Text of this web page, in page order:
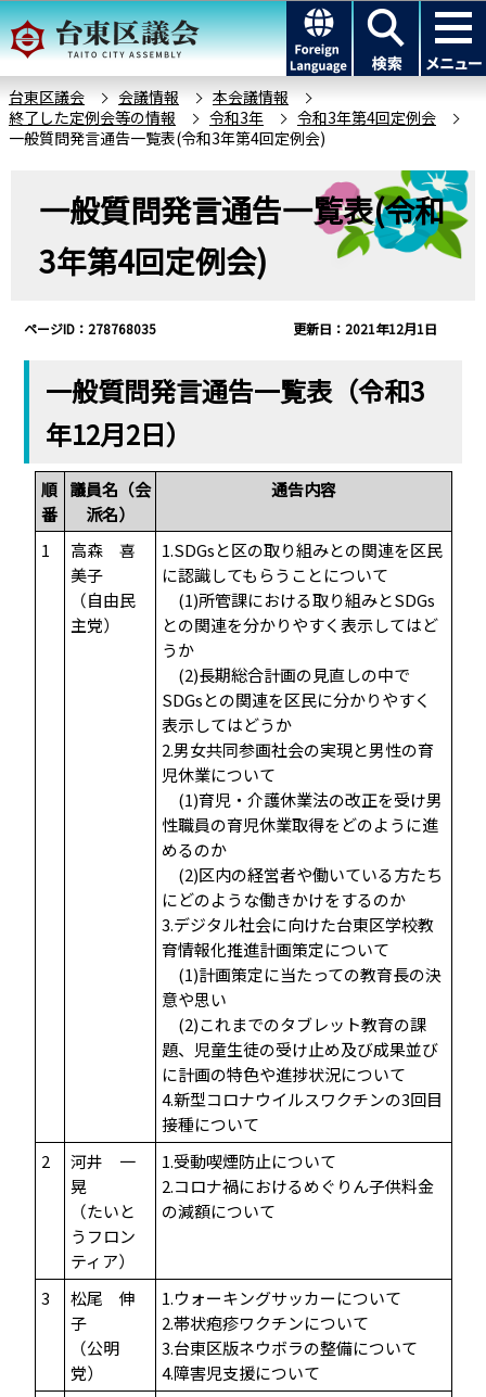
こ
の
ー
ジ
このページの本文へ移動
台東区議会 会議情報
本会議情報
終了した定例会等の情報
令和3年
令和3年第4回定例会
一般質問発言通告一覧表(令和3年第4回定例会)
一般質問発言通告一覧表(令和
3年第4回定例会)
ページID：278768035 更新日：2021年12月1日
一般質問発言通告一覧表（令和3
年12月2日）
順
番
議員名（会
派名）
通告内容
1
高森 喜
美子
（自由民
主党）
1.SDGsと区の取り組みとの関連を区民
に認識してもらうことについて
(1)所管課における取り組みとSDGs
との関連を分かりやすく表示してはど
うか
(2)長期総合計画の見直しの中で
SDGsとの関連を区民に分かりやすく
表示してはどうか
2.男女共同参画社会の実現と男性の育
児休業について
(1)育児・介護休業法の改正を受け男
性職員の育児休業取得をどのように進
めるのか
(2)区内の経営者や働いている方たち
にどのような働きかけをするのか
3.デジタル社会に向けた台東区学校教
育情報化推進計画策定について
(1)計画策定に当たっての教育長の決
意や思い
(2)これまでのタブレット教育の課
題、児童生徒の受け止め及び成果並び
に計画の特色や進捗状況について
4.新型コロナウイルスワクチンの3回目
接種について
2
河井 一
晃
（たいと
うフロン
ティア）
1.受動喫煙防止について
2.コロナ禍におけるめぐりん子供料金
の減額について
3
松尾 伸
子
（公明
党）
1.ウォーキングサッカーについて
2.帯状疱疹ワクチンについて
3.台東区版ネウボラの整備について
4.障害児支援について